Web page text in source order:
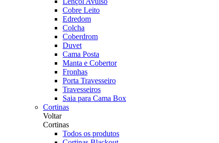
Cobre Leito
Edredom
Colcha
Coberdrom
Duvet
Cama Posta
Manta e Cobertor
Fronhas
Porta Travesseiro
Travesseiros
Saia para Cama Box
Cortinas
Voltar
Cortinas
Todos os produtos